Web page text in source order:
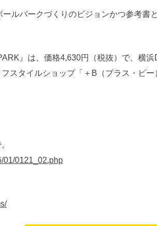
ルパークづくりのビジョンかつ参考書
』は、価格4,630円（税抜）で、横
スタイルショップ「＋B（プラス・ビー
01/0121_02.php